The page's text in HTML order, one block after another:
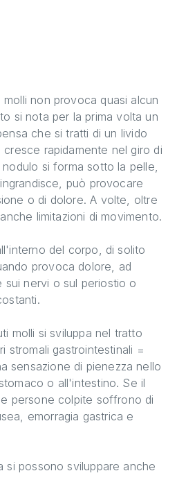
non provoca quasi alcun
si nota per la prima volta un
che si tratti di un livido
rapidamente nel giro di
si forma sotto la pelle,
può provocare
o di dolore. A volte, oltre
limitazioni di movimento.
del corpo, di solito
provoca dolore, ad
sui nervi o sul periostio o
molli si sviluppa nel tratto
stromali gastrointestinali =
sensazione di pienezza nello
o all'intestino. Se il
persone colpite soffrono di
emorragia gastrica e
si possono sviluppare anche